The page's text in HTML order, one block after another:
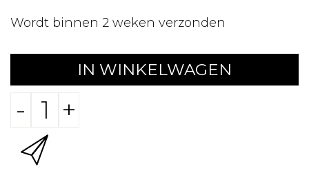
Wordt binnen 2 weken verzonden
IN WINKELWAGEN
- +